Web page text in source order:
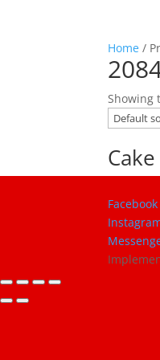
Home /
Showing
Facebook